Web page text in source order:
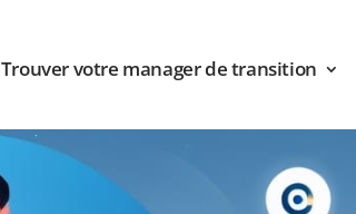
Trouver votre manager de transition